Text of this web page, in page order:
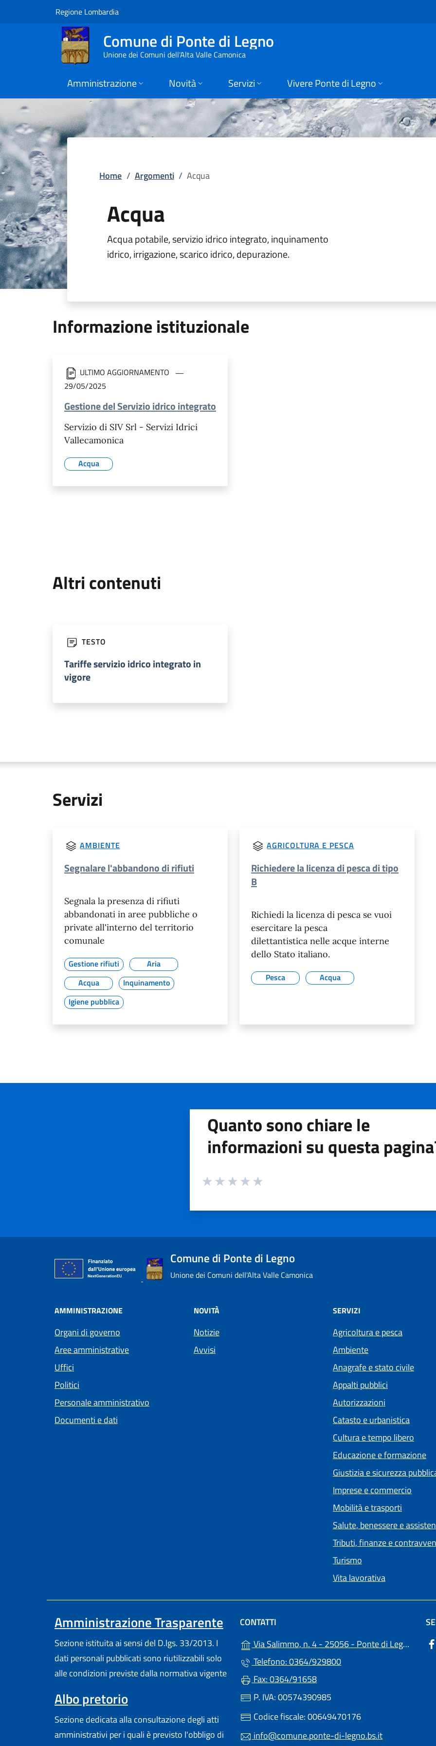
Vai al contenuto principale
Acqua | Comune di Ponte di Legno
Regione Lombardia
Comune di Ponte di Legno
Unione dei Comuni dell'Alta Valle Camonica
Amministrazione Novità Servizi Vivere Ponte di Legno
Home / Argomenti / Acqua
Acqua
Acqua potabile, servizio idrico integrato, inquinamento
idrico, irrigazione, scarico idrico, depurazione.
Informazione istituzionale
ULTIMO AGGIORNAMENTO
29/05/2025
Gestione del Servizio idrico integrato
Servizio di SIV Srl - Servizi Idrici
Vallecamonica
Acqua
Altri contenuti
TESTO
Tariffe servizio idrico integrato in
vigore
Servizi
AMBIENTE
Segnalare l'abbandono di rifiuti
Segnala la presenza di rifiuti
abbandonati in aree pubbliche o
private all'interno del territorio
comunale
Gestione rifiuti
Aria
Acqua
Inquinamento
Igiene pubblica
AGRICOLTURA E PESCA
Richiedere la licenza di pesca di tipo
B
Richiedi la licenza di pesca se vuoi
esercitare la pesca
dilettantistica nelle acque interne
dello Stato italiano.
Pesca Acqua
Quanto sono chiare le
informazioni su questa
Valuta da 1 a 5 stelle la pagina
Comune di Ponte di Legno
Unione dei Comuni dell'Alta Valle Camonica
AMMINISTRAZIONE
Organi di governo
Aree amministrative
Uffici
Politici
Personale amministrativo
Documenti e dati
NOVITÀ
Notizie
Avvisi
SERVIZI
Agricoltura e pesca
Ambiente
Anagrafe e stato civile
Appalti pubblici
Autorizzazioni
Catasto e urbanistica
Cultura e tempo libero
Educazione e formazione
Giustizia e sicurezza
Imprese e commercio
Mobilità e trasporti
Salute, benessere e
Tributi, finanze e
Turismo
Vita lavorativa
Amministrazione Trasparente
Sezione istituita ai sensi del D.lgs. 33/2013. I
dati personali pubblicati sono riutilizzabili solo
alle condizioni previste dalla normativa vigente
Albo pretorio
Sezione dedicata alla consultazione degli atti
amministrativi per i quali è previsto l'obbligo di
CONTATTI
Via Salimmo, n. 4 - 25056 - Ponte di Legno (BS)
Telefono: 0364/929800
Fax: 0364/91658
P. IVA: 00574390985
Codice fiscale: 00649470176
info@comune.ponte-di-legno.bs.it